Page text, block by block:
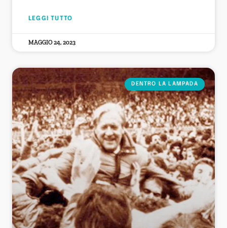
LEGGI TUTTO
MAGGIO 24, 2023
DENTRO LA LAMPADA